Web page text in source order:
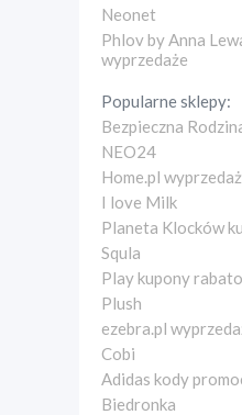
Neonet
Phlov by Anna
wyprzedaże
Popularne sklepy:
Bezpieczna
NEO24
Home.pl
I love Milk
Planeta Klocków
Squla
Play kupony
Plush
ezebra.pl
Cobi
Adidas kody
Biedronka